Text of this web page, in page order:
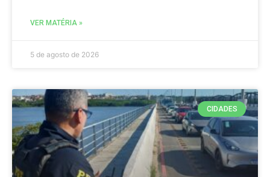
VER MATÉRIA »
5 de agosto de 2026
CIDADES